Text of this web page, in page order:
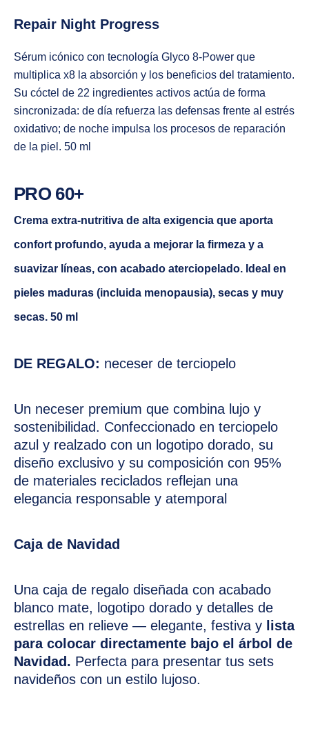
Repair Night Progress
Sérum icónico con tecnología Glyco 8-Power que
multiplica x8 la absorción y los beneficios del tratamiento.
Su cóctel de 22 ingredientes activos actúa de forma
sincronizada: de día refuerza las defensas frente al estrés
oxidativo; de noche impulsa los procesos de reparación
de la piel. 50 ml
PRO 60+
Crema extra-nutritiva de alta exigencia que aporta
confort profundo, ayuda a mejorar la firmeza y a
suavizar líneas, con acabado aterciopelado. Ideal en
pieles maduras (incluida menopausia), secas y muy
secas. 50 ml
DE REGALO: neceser de terciopelo
Un neceser premium que combina lujo y
sostenibilidad. Confeccionado en terciopelo
azul y realzado con un logotipo dorado, su
diseño exclusivo y su composición con 95%
de materiales reciclados reflejan una
elegancia responsable y atemporal
Caja de Navidad
Una caja de regalo diseñada con acabado
blanco mate, logotipo dorado y detalles de
estrellas en relieve — elegante, festiva y lista
para colocar directamente bajo el árbol de
Navidad. Perfecta para presentar tus sets
navideños con un estilo lujoso.